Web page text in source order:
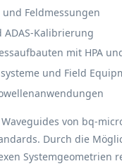
und Feldmessungen
ADAS-Kalibrierung
mit HPA
und Field
von bq-
Durch die
Systemgeometrien